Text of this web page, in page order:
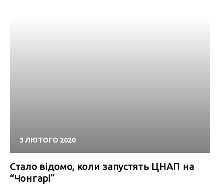
3 ЛЮТОГО 2020
Стало відомо, коли запустять ЦНАП на
“Чонгарі”